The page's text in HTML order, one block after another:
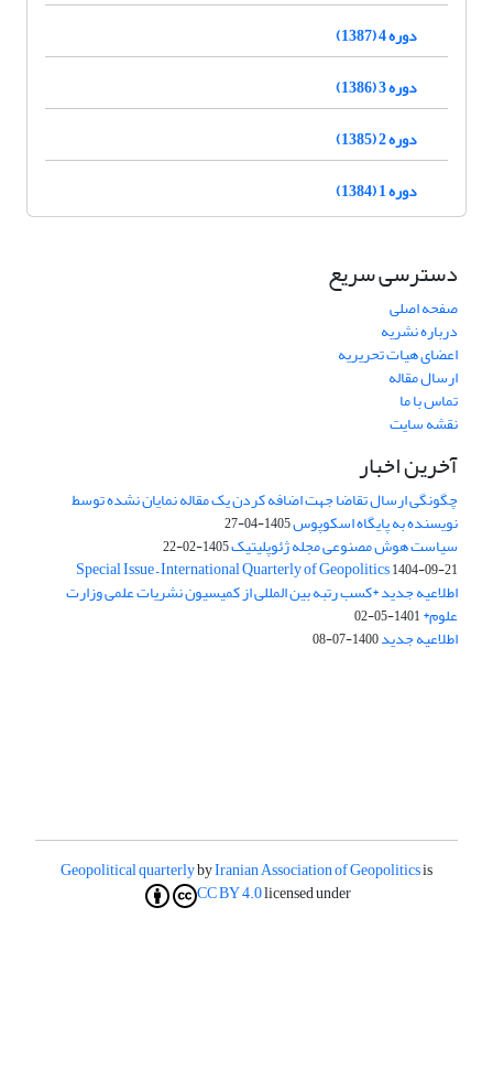
دوره 4 (1387)
دوره 3 (1386)
دوره 2 (1385)
دوره 1 (1384)
دسترسی سریع
صفحه اصلی
درباره نشریه
اعضای هیات تحریریه
ارسال مقاله
تماس با ما
نقشه سایت
آخرین اخبار
چگونگی ارسال تقاضا جهت اضافه کردن یک مقاله نمایان نشده توسط
نویسنده به پایگاه اسکوپوس1405-04-27
سیاست هوش مصنوعی مجله ژئوپلیتیک1405-02-22
Special Issue – International Quarterly of Geopolitics1404-09-21
اطلاعیه جدید *کسب رتبه بین المللی از کمیسیون نشریات علمی وزارت
علوم*1401-05-02
اطلاعیه جدید1400-07-08
Geopolitical quarterlybyIranian Association of Geopoliticsis
licensed under
CC BY 4.0